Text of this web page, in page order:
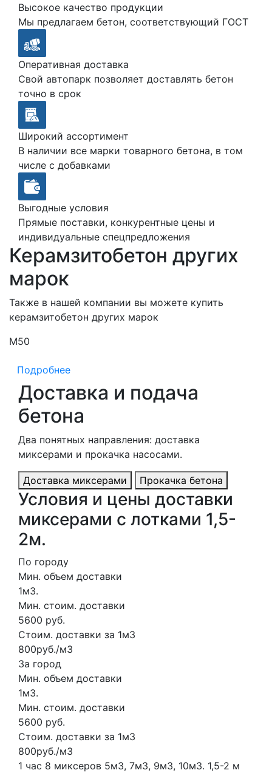
Высокое качество продукции
Мы предлагаем бетон, соответствующий ГОСТ
Оперативная доставка
Свой автопарк позволяет доставлять бетон
точно в срок
Широкий ассортимент
В наличии все марки товарного бетона, в том
числе с добавками
Выгодные условия
Прямые поставки, конкурентные цены и
индивидуальные спецпредложения
Керамзитобетон других
марок
Также в нашей компании вы можете купить
керамзитобетон других марок
М50
Подробнее
Доставка и подача
бетона
Два понятных направления: доставка
миксерами и прокачка насосами.
Доставка миксерами Прокачка бетона
Условия и цены доставки
миксерами с лотками 1,5-
2м.
По городу
Мин. объем доставки
1м3.
Мин. стоим. доставки
5600 руб.
Стоим. доставки за 1м3
800руб./м3
За город
Мин. объем доставки
1м3.
Мин. стоим. доставки
5600 руб.
Стоим. доставки за 1м3
800руб./м3
1 час 8 миксеров 5м3, 7м3, 9м3, 10м3. 1,5-2 м